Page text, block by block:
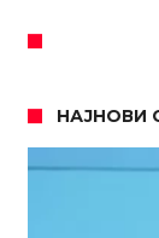
НАЈНОВИ